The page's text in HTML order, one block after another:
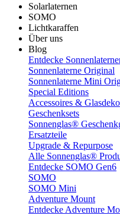
Solarlaternen
SOMO
Lichtkaraffen
Über uns
Blog
Entdecke
Sonnenlaterne Original
Sonnenlaterne Mini
Special Editions
Accessoires & Glasdeko
Geschenksets
Sonnenglas®
Ersatzteile
Upgrade & Repurpose
Alle Sonnenglas®
Entdecke SOMO Gen6
SOMO
SOMO Mini
Adventure Mount
Entdecke Adventure